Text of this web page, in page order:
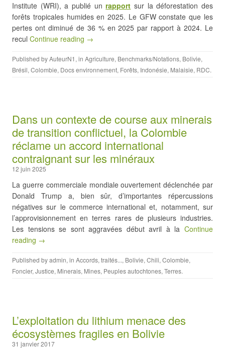
Institute (WRI), a publié unrapport sur la déforestation des
forêts tropicales humides en 2025. Le GFW constate que les
pertes ont diminué de 36 % en 2025 par rapport à 2024. Le
recul Continue reading →
Published byAuteurN1 , in Agriculture, Benchmarks/Notations, Bolivie,
Brésil, Colombie, Docs environnement, Forêts, Indonésie, Malaisie, RDC.
Dans un contexte de course aux minerais
de transition conflictuel, la Colombie
réclame un accord international
contraignant sur les minéraux
12 juin 2025
La guerre commerciale mondiale ouvertement déclenchée par
Donald Trump a, bien sûr, d’importantes répercussions
négatives sur le commerce international et, notamment, sur
l’approvisionnement en terres rares de plusieurs industries.
Les tensions se sont aggravées début avril à la Continue
reading →
Published byadmin, in Accords, traités..., Bolivie, Chili, Colombie,
Foncier, Justice, Minerais, Mines, Peuples autochtones, Terres.
L’exploitation du lithium menace des
écosystèmes fragiles en Bolivie
31 janvier 2017